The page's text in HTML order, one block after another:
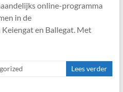
online-programma
in de
en Ballegat. Met
Lees verder